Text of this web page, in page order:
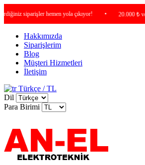
siparişler hemen yola çıkıyor! 20.000 ₺ ve
Hakkımızda
Siparişlerim
Blog
Müşteri Hizmetleri
İletişim
Türkçe / TL
Dil
Para Birimi